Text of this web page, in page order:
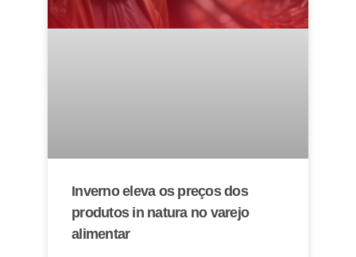
Inverno eleva os preços dos
produtos in natura no varejo
alimentar